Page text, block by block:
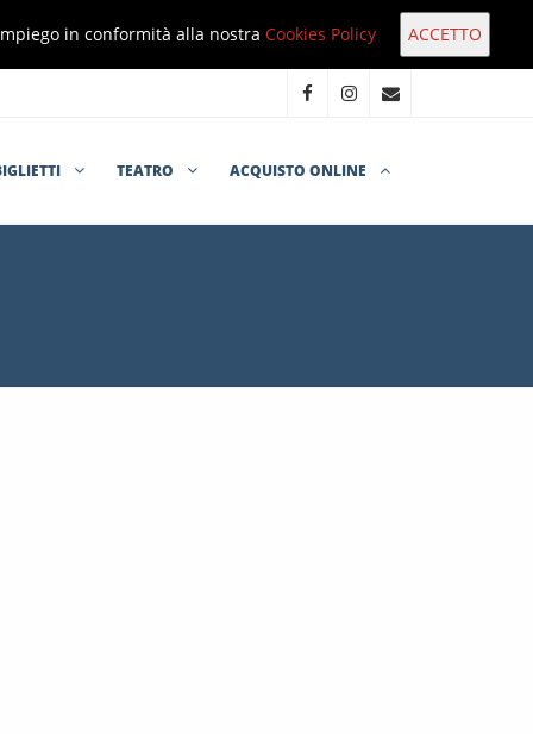
in conformità alla nostra Cookies Policy
TEATRO ACQUISTO ONLINE